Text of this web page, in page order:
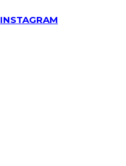
INSTAGRAM